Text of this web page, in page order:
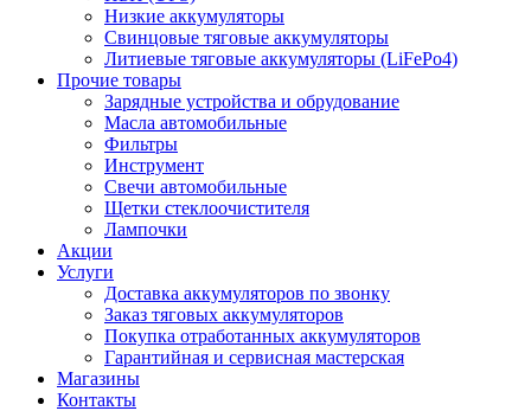
Низкие аккумуляторы
Свинцовые тяговые аккумуляторы
Литиевые тяговые аккумуляторы (LiFePo4)
Прочие товары
Зарядные устройства и обрудование
Масла автомобильные
Фильтры
Инструмент
Свечи автомобильные
Щетки стеклоочистителя
Лампочки
Акции
Услуги
Доставка аккумуляторов по звонку
Заказ тяговых аккумуляторов
Покупка отработанных аккумуляторов
Гарантийная и сервисная мастерская
Магазины
Контакты